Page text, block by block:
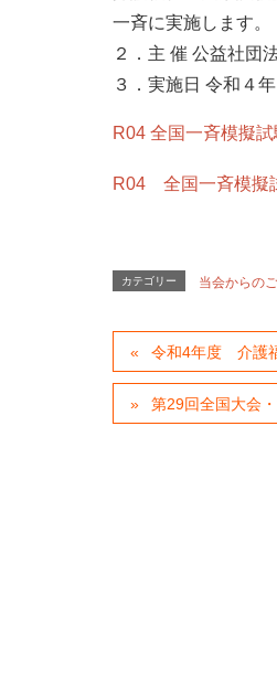
一斉に実施します。
２．主 催 公益社団
３．実施日 令和４
R04 全国一斉模擬
R04 全国一斉模
カテゴリー 当会からの
令和4年度 介護
第29回全国大会